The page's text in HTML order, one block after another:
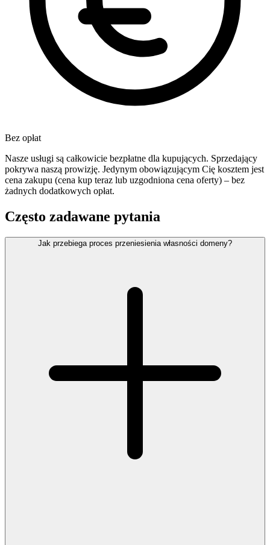
Bez opłat
Nasze usługi są całkowicie bezpłatne dla kupujących. Sprzedający
pokrywa naszą prowizję. Jedynym obowiązującym Cię kosztem jest
cena zakupu (cena kup teraz lub uzgodniona cena oferty) – bez
żadnych dodatkowych opłat.
Często zadawane pytania
Jak przebiega proces przeniesienia własności domeny?